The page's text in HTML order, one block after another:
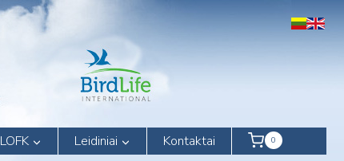
LOFK Leidiniai Kontaktai 0